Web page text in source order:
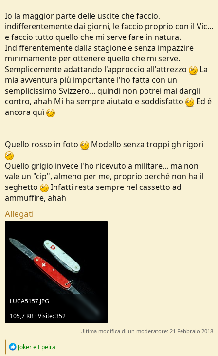
Io la maggior parte delle uscite che faccio,
indifferentemente dai giorni, le faccio proprio con il Vic...
e faccio tutto quello che mi serve fare in natura.
Indifferentemente dalla stagione e senza impazzire
minimamente per ottenere quello che mi serve.
Semplicemente adattando l'approccio all'attrezzo
La
mia avventura più importante l'ho fatta con un
semplicissimo Svizzero... quindi non potrei mai dargli
contro, ahah Mi ha sempre aiutato e soddisfatto
Ed é
ancora quì
Quello rosso in foto
Modello senza troppi ghirigori
Quello grigio invece l'ho ricevuto a militare... ma non
vale un "cip", almeno per me, proprio perché non ha il
seghetto
Infatti resta sempre nel cassetto ad
ammuffire, ahah
Allegati
LUCA5157.JPG
105,7 KB · Visite: 352
Ultima modifica di un moderatore: 21 Febbraio 2018
R
Jokere Epeira